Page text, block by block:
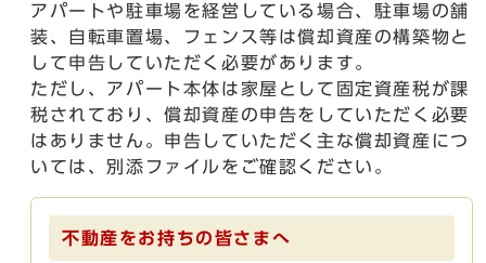
アパートや駐車場を経営している場合、駐車場の舗
装、自転車置場、フェンス等は償却資産の構築物と
して申告していただく必要があります。
ただし、アパート本体は家屋として固定資産税が課
税されており、償却資産の申告をしていただく必要
はありません。申告していただく主な償却資産につ
いては、別添ファイルをご確認ください。
不動産をお持ちの皆さまへ